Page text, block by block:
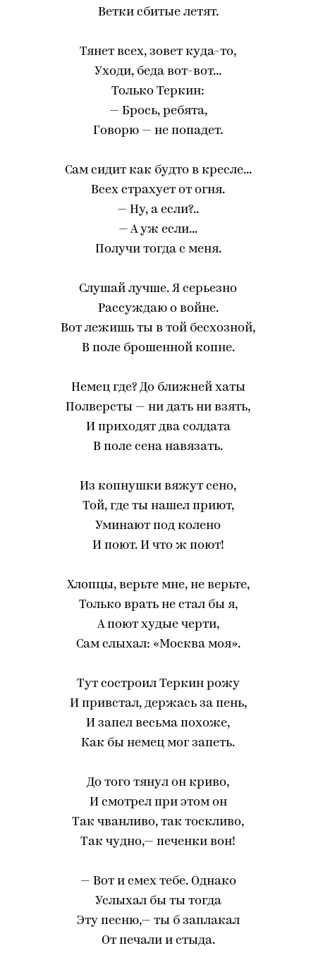
Ветки сбитые летят.
Тянет всех, зовет куда-то,
Уходи, беда вот-вот...
Только Теркин:
— Брось, ребята,
Говорю — не попадет.
Сам сидит как будто в кресле...
Всех страхует от огня.
— Ну, а если?..
— А уж если...
Получи тогда с меня.
Слушай лучше. Я серьезно
Рассуждаю о войне.
Вот лежишь ты в той бесхозной,
В поле брошенной копне.
Немец где? До ближней хаты
Полверсты — ни дать ни взять,
И приходят два солдата
В поле сена навязать.
Из копнушки вяжут сено,
Той, где ты нашел приют,
Уминают под колено
И поют. И что ж поют!
Хлопцы, верьте мне, не верьте,
Только врать не стал бы я,
А поют худые черти,
Сам слыхал: «Москва моя».
Тут состроил Теркин рожу
И привстал, держась за пень,
И запел весьма похоже,
Как бы немец мог запеть.
До того тянул он криво,
И смотрел при этом он
Так чванливо, так тоскливо,
Так чудно,— печенки вон!
— Вот и смех тебе. Однако
Услыхал бы ты тогда
Эту песню,— ты б заплакал
От печали и стыда.